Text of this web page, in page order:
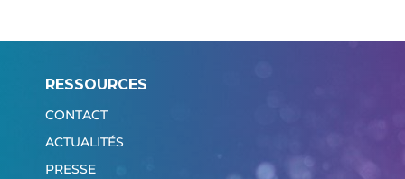
RESSOURCES
CONTACT
ACTUALITÉS
PRESSE